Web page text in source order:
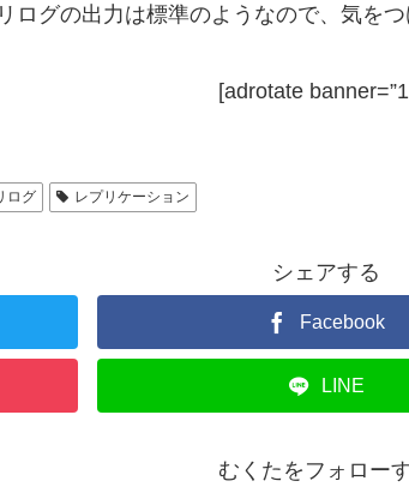
グの出力は標準のようなので、気をつ
[adrotate
ログ レプリケーション
シェアする
Facebook
LINE
むくたをフォロー